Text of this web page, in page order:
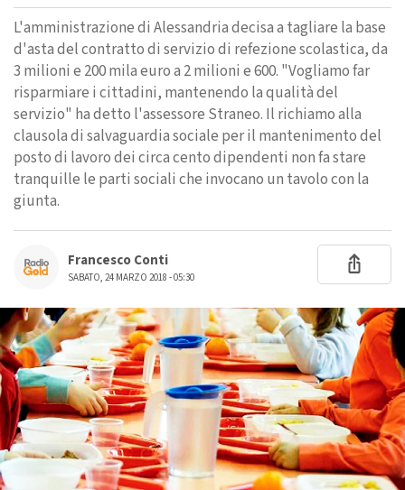
L'amministrazione di Alessandria decisa a tagliare la base
d'asta del contratto di servizio di refezione scolastica, da
3 milioni e 200 mila euro a 2 milioni e 600. "Vogliamo far
risparmiare i cittadini, mantenendo la qualità del
servizio" ha detto l'assessore Straneo. Il richiamo alla
clausola di salvaguardia sociale per il mantenimento del
posto di lavoro dei circa cento dipendenti non fa stare
tranquille le parti sociali che invocano un tavolo con la
giunta.
Francesco Conti
SABATO, 24 MARZO 2018 - 05:30